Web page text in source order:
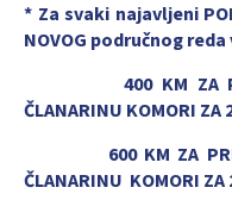
* Za svaki najavljeni
NOVOG područnog
400 KM ZA
ČLANARINU KOMORI
600 KM ZA
ČLANARINU KOMORI